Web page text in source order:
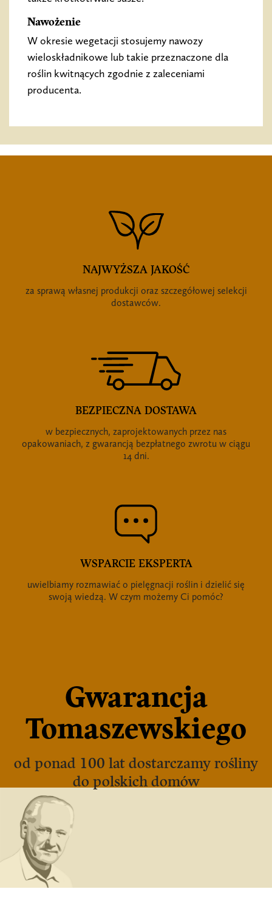
Nawożenie
W okresie wegetacji stosujemy nawozy
wieloskładnikowe lub takie przeznaczone dla
roślin kwitnących zgodnie z zaleceniami
producenta.
Gwarancja
Tomaszewskiego
od ponad 100 lat dostarczamy rośliny
do polskich domów
NAJWYŻSZA JAKOŚĆ
za sprawą własnej produkcji oraz szczegółowej selekcji
dostawców.
BEZPIECZNA DOSTAWA
w bezpiecznych, zaprojektowanych przez nas
opakowaniach, z gwarancją bezpłatnego zwrotu w ciągu
14 dni.
WSPARCIE EKSPERTA
uwielbiamy rozmawiać o pielęgnacji roślin i dzielić się
swoją wiedzą. W czym możemy Ci pomóc?